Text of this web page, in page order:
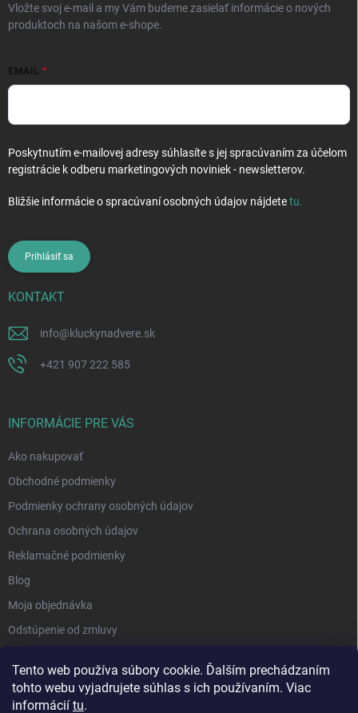
Tento web používa súbory cookie. Ďalším prechádzaním
tohto webu vyjadrujete súhlas s ich používaním. Viac
informácií tu.
Vložte svoj e-mail a my Vám budeme zasielať informácie o nových
produktoch na našom e-shope.
EMAIL
Poskytnutím e-mailovej adresy súhlasíte s jej spracúvaním za účelom
registrácie k odberu marketingových noviniek - newsletterov.
Bližšie informácie o spracúvaní osobných údajov nájdetetu.
Prihlásiť sa
KONTAKT
info@kluckynadvere.sk
+421 907 222 585
INFORMÁCIE PRE VÁS
Ako nakupovať
Obchodné podmienky
Podmienky ochrany osobných údajov
Ochrana osobných údajov
Reklamačné podmienky
Blog
Moja objednávka
Odstúpenie od zmluvy